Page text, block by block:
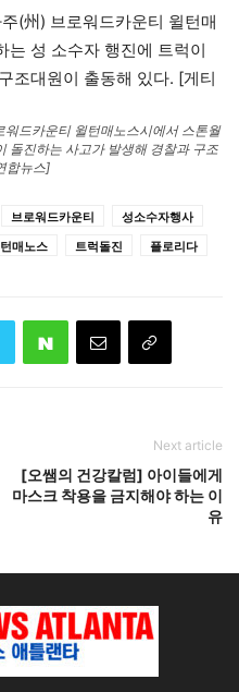
드카운티 윌턴매노스시에서 스톤월
돌진하는 사고가 발생해 경찰과 구조
합뉴스]
브로워드카운티
성소수자행사
매노스 트럭돌진 플로리다
Next article
[오쌤의 건강칼럼] 아이들에게
마스크 착용을 금지해야 하는 이
유